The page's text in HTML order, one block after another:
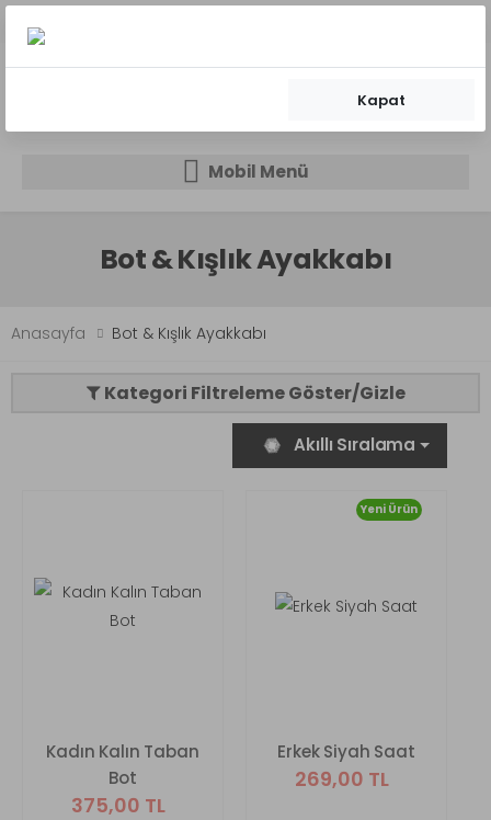
Mobil Menü
Mobil Menü
Bot & Kışlık Ayakkabı
Anasayfa Bot & Kışlık Ayakkabı
Kategori Filtreleme Göster/Gizle
Akıllı Sıralama
Kadın Kalın Taban
Bot
375,00 TL
Yeni Ürün
Erkek Siyah Saat
269,00 TL
Kapat